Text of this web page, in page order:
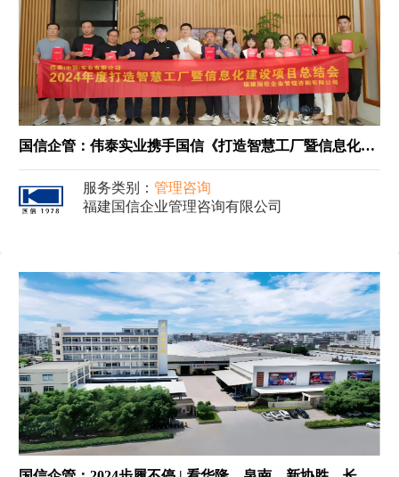
国信企管：伟泰实业携手国信《打造智慧工厂暨信息化建设项目》圆满结束
服务类别： 管理咨询
福建国信企业管理咨询有限公司